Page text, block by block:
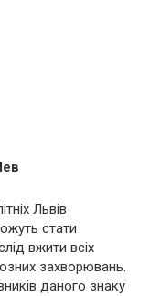
Львів
стати
вжити всіх
захворювань.
даного знаку